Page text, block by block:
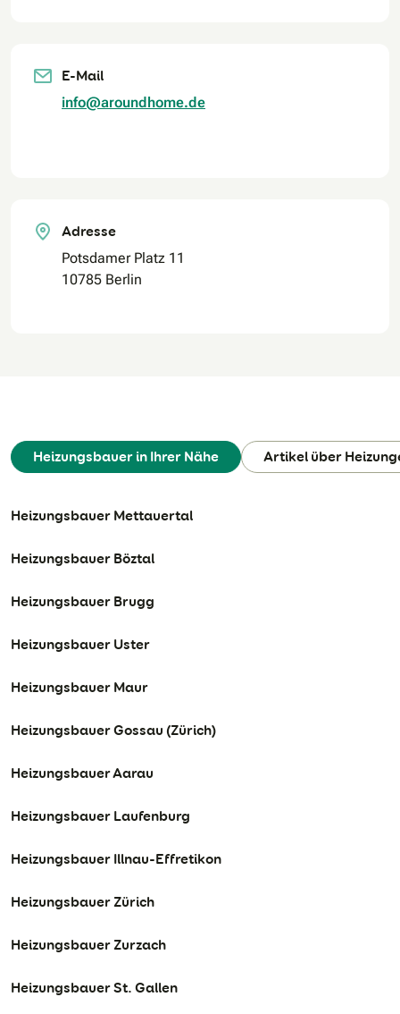
E-Mail
info@aroundhome.de
Adresse
Potsdamer Platz 11
10785 Berlin
Heizungsbauer in Ihrer Nähe Artikel über
Heizungsbauer Mettauertal
Heizungsbauer Böztal
Heizungsbauer Brugg
Heizungsbauer Uster
Heizungsbauer Maur
Heizungsbauer Gossau (Zürich)
Heizungsbauer Aarau
Heizungsbauer Laufenburg
Heizungsbauer Illnau-Effretikon
Heizungsbauer Zürich
Heizungsbauer Zurzach
Heizungsbauer St. Gallen